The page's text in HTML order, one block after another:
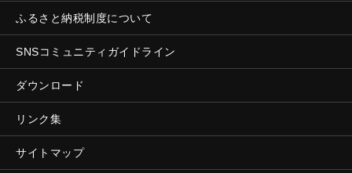
ふるさと納税制度について
SNSコミュニティガイドライン
ダウンロード
リンク集
サイトマップ